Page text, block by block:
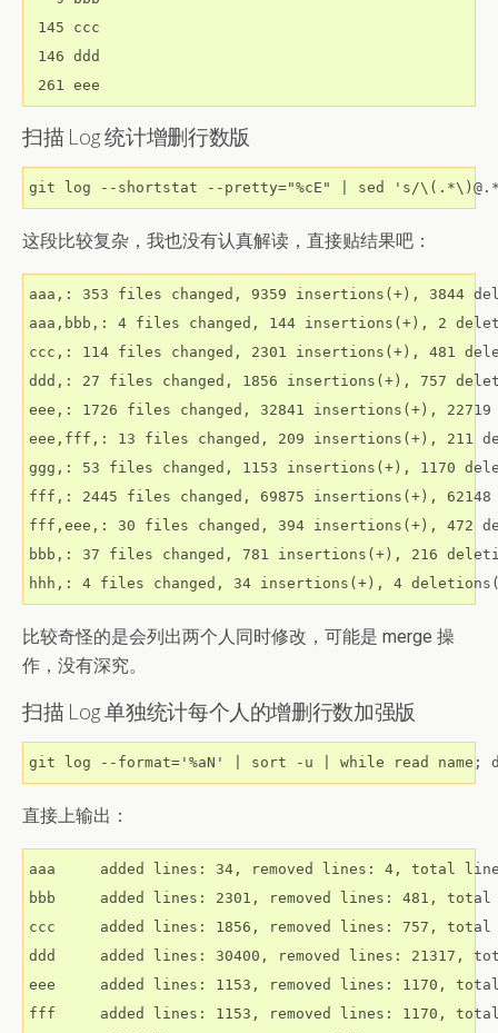
145 ccc
146 ddd
261 eee
扫描 Log 统计增删行数版
git log --shortstat --pretty="%cE" | sed 's/
这段比较复杂，我也没有认真解读，直接贴结果吧：
aaa,: 353 files changed, 9359 insertions(+), 3844
aaa,bbb,: 4 files changed, 144 insertions(+), 2
ccc,: 114 files changed, 2301 insertions(+), 481
ddd,: 27 files changed, 1856 insertions(+), 757
eee,: 1726 files changed, 32841 insertions(+),
eee,fff,: 13 files changed, 209 insertions(+), 211
ggg,: 53 files changed, 1153 insertions(+), 1170
fff,: 2445 files changed, 69875 insertions(+),
fff,eee,: 30 files changed, 394 insertions(+), 472
bbb,: 37 files changed, 781 insertions(+), 216
hhh,: 4 files changed, 34 insertions(+), 4
比较奇怪的是会列出两个人同时修改，可能是 merge 操
作，没有深究。
扫描 Log 单独统计每个人的增删行数加强版
git log --format='%aN' | sort -u | while read name;
直接上输出：
aaa	added lines: 34, removed lines: 4, total lines: 30
bbb	added lines: 2301, removed lines: 481, total lines: 1820
ccc	added lines: 1856, removed lines: 757, total lines: 1099
ddd	added lines: 30400, removed lines: 21317, total lines: 9083
eee	added lines: 1153, removed lines: 1170, total lines: -17
fff	added lines: 1153, removed lines: 1170, total lines: -17